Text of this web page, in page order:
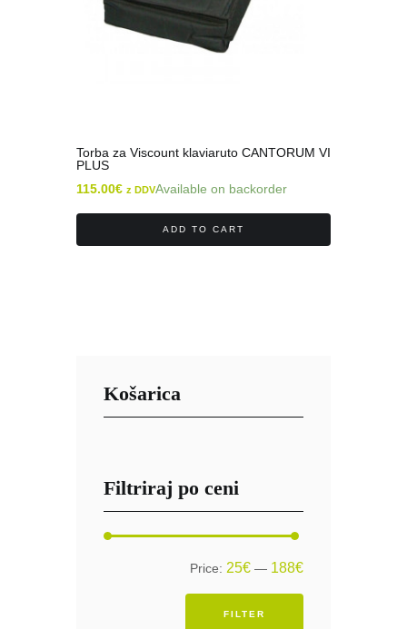
Torba za Viscount klaviaruto CANTORUM VI
PLUS
115.00€ z DDVAvailable on backorder
ADD TO CART
Košarica
Filtriraj po ceni
Min
price
Max
price
FILTER
Price: 25€ — 188€